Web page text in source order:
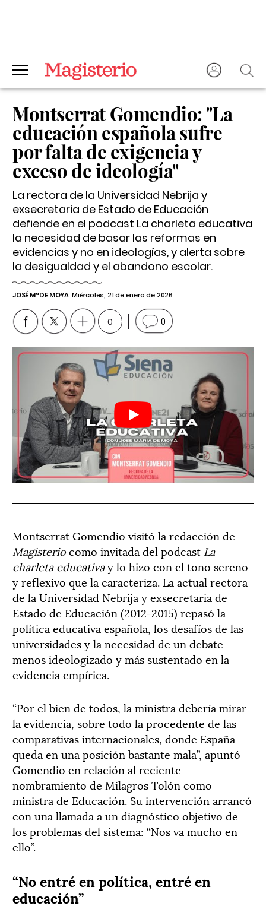
Montserrat Gomendio: "La
educación española sufre
por falta de exigencia y
exceso de ideología"
La rectora de la Universidad Nebrija y
exsecretaria de Estado de Educación
defiende en el podcast La charleta educativa
la necesidad de basar las reformas en
evidencias y no en ideologías, y alerta sobre
la desigualdad y el abandono escolar.
JOSÉ Mª DE MOYA Miércoles, 21 de enero de 2026
0 0
Montserrat Gomendio visitó la redacción de
Magisteriocomo invitada del podcast La
charleta educativay lo hizo con el tono sereno
y reflexivo que la caracteriza. La actual rectora
de la Universidad Nebrija y exsecretaria de
Estado de Educación (2012-2015) repasó la
política educativa española, los desafíos de las
universidades y la necesidad de un debate
menos ideologizado y más sustentado en la
evidencia empírica.
“Por el bien de todos, la ministra debería mirar
la evidencia, sobre todo la procedente de las
comparativas internacionales, donde España
queda en una posición bastante mala”, apuntó
Gomendio en relación al reciente
nombramiento de Milagros Tolón como
ministra de Educación. Su intervención arrancó
con una llamada a un diagnóstico objetivo de
los problemas del sistema: “Nos va mucho en
ello”.
“No entré en política, entré en
educación”